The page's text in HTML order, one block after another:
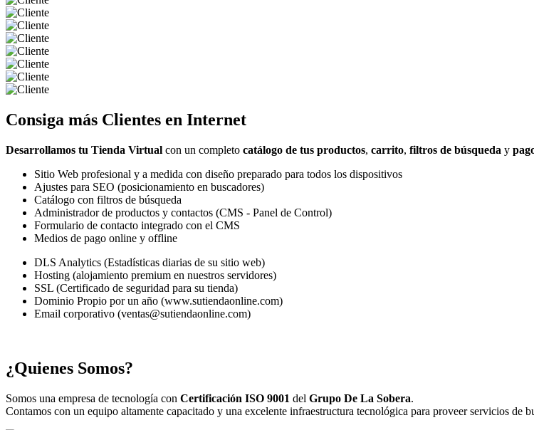
Consiga más Clientes en Internet
Desarrollamos tu Tienda Virtual con un completo catálogo de tus productos, carrito, filtros de búsqueda y
Sitio Web profesional y a medida con diseño preparado para todos los dispositivos
Ajustes para SEO (posicionamiento en buscadores)
Catálogo con filtros de búsqueda
Administrador de productos y contactos (CMS - Panel de Control)
Formulario de contacto integrado con el CMS
Medios de pago online y offline
DLS Analytics (Estadísticas diarias de su sitio web)
Hosting (alojamiento premium en nuestros servidores)
SSL (Certificado de seguridad para su tienda)
Dominio Propio por un año (www.sutiendaonline.com)
Email corporativo (ventas@sutiendaonline.com)
¿Quienes Somos?
Somos una empresa de tecnología con Certificación ISO 9001 del Grupo De La Sobera.
Contamos con un equipo altamente capacitado y una excelente infraestructura tecnológica para proveer servicios de